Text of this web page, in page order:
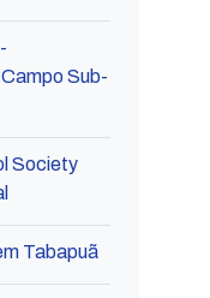
Sub-
Society
Tabapuã